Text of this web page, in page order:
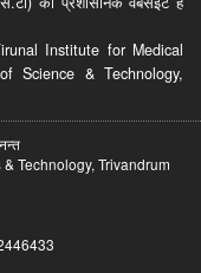
Institute for Medical
Science & Technology,
Technology, Trivandrum